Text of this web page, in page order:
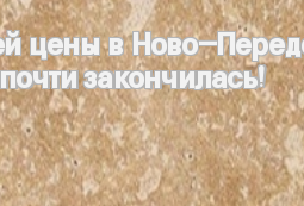
цены в Ново-
закончилась!